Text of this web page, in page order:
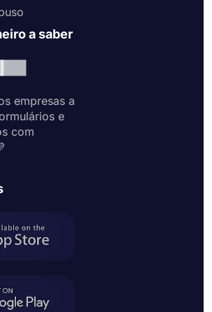
a saber
empresas a
e
com